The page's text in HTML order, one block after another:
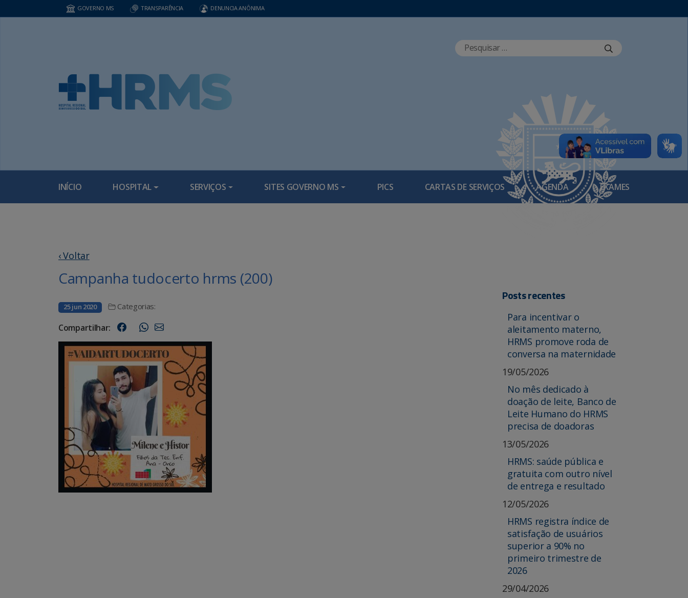
GOVERNO MS TRANSPARÊNCIA DENUNCIA ANÔNIMA
INÍCIO HOSPITAL SERVIÇOS SITES GOVERNO MS PICS CARTAS DE SERVIÇOS AGENDA EXAMES
‹ Voltar
Campanha tudocerto hrms (200)
25 jun 2020 Categorias:
Compartilhar:
Posts recentes
Para incentivar o
aleitamento materno,
HRMS promove roda de
conversa na maternidade
19/05/2026
No mês dedicado à
doação de leite, Banco de
Leite Humano do HRMS
precisa de doadoras
13/05/2026
HRMS: saúde pública e
gratuita com outro nível
de entrega e resultado
12/05/2026
HRMS registra índice de
satisfação de usuários
superior a 90% no
primeiro trimestre de
2026
29/04/2026